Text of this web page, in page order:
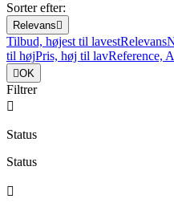
Sorter efter:
Relevans 
Tilbud, højest til lavestRelevans
til højPris, høj til lavReference,
OK
Filtrer

Status
Status
